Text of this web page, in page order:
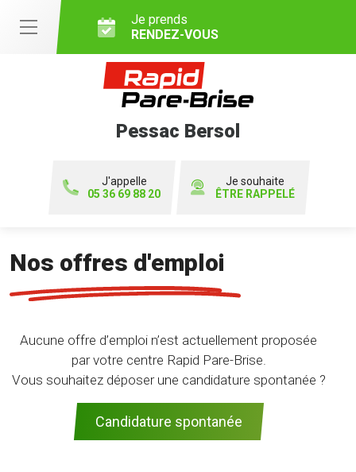
Je prends
RENDEZ-VOUS
Pessac Bersol
J'appelle
05 36 69 88 20
Je souhaite
ÊTRE RAPPELÉ
Nos offres d'emploi
Aucune offre d’emploi n’est actuellement proposée
par votre centre Rapid Pare-Brise.
Vous souhaitez déposer une candidature spontanée ?
Candidature spontanée